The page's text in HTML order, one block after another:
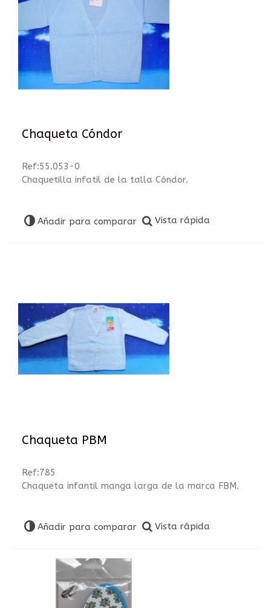
Chaqueta Cóndor
Ref:55.053-0
Chaquetilla infatil de la talla Cóndor.
Añadir para comparar Vista rápida
Chaqueta PBM
Ref:785
Chaqueta infantil manga larga de la marca FBM.
Añadir para comparar Vista rápida